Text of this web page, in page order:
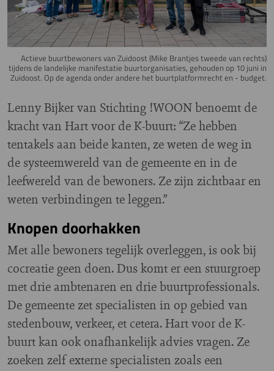
Actieve buurtbewoners van Zuidoost (Mike Brantjes tweede van rechts)
tijdens de landelijke manifestatie buurtorganisaties, gehouden op 10 juni in
Zuidoost. Op de agenda onder andere het buurtplatformrecht en - budget.
Lenny Bijker van Stichting !WOON benoemt de
kracht van Hart voor de K-buurt: “Ze hebben
tentakels aan beide kanten, ze weten de weg in
de systeemwereld van de gemeente en in de
leefwereld van de bewoners. Ze zijn zichtbaar en
weten verbindingen te leggen.”
Knopen doorhakken
Met alle bewoners tegelijk overleggen, is ook bij
cocreatie geen doen. Dus komt er een stuurgroep
met drie ambtenaren en drie buurtprofessionals.
De gemeente zet specialisten in op gebied van
stedenbouw, verkeer, et cetera. Hart voor de K-
buurt kan ook onafhankelijk advies vragen. Ze
zoeken zelf externe specialisten zoals een